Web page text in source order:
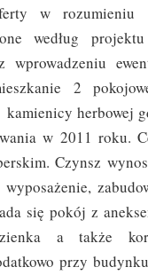
w rozumieniu
według
wprowadzeniu
2
herbowej
w 2011 roku.
Czynsz
się pokój z
a także
przy